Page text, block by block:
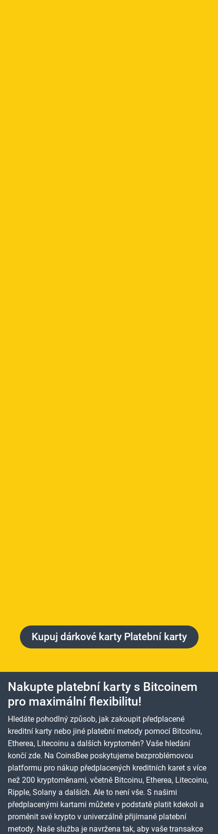
Kupuj dárkové karty Platební karty
Nakupte platební karty s Bitcoinem
pro maximální flexibilitu!
Hledáte pohodlný způsob, jak zakoupit předplacené
kreditní karty nebo jiné platební metody pomocí Bitcoinu,
Etherea, Litecoinu a dalších kryptoměn? Vaše hledání
končí zde. Na CoinsBee poskytujeme bezproblémovou
platformu pro nákup předplacených kreditních karet s více
než 200 kryptoměnami, včetně Bitcoinu, Etherea, Litecoinu,
Ripple, Solany a dalších. Ale to není vše. S našimi
předplacenými kartami můžete v podstatě platit kdekoli a
proměnit své krypto v univerzálně přijímané platební
metody. Naše služba je navržena tak, aby vaše transakce